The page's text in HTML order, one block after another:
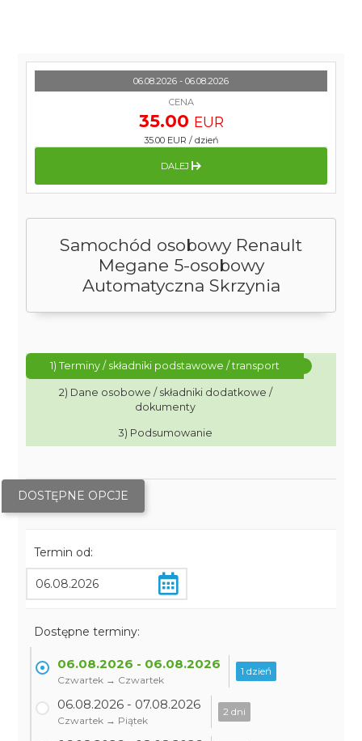
Samochód osobowy Renault
Megane 5-osobowy
Automatyczna Skrzynia
1) Terminy / składniki podstawowe / transport
2) Dane osobowe / składniki dodatkowe /
dokumenty
3) Podsumowanie
DOSTĘPNE OPCJE
Termin od:
Dostępne terminy:
06.08.2026 - 06.08.2026
Czwartek → Czwartek
1 dzień
06.08.2026 - 07.08.2026
Czwartek → Piątek
2 dni
06.08.2026 - 06.08.2026
CENA
35.00 EUR
35.00 EUR / dzień
DALEJ